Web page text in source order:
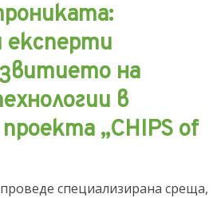
на
в
„CHIPS of
специализирана среща,